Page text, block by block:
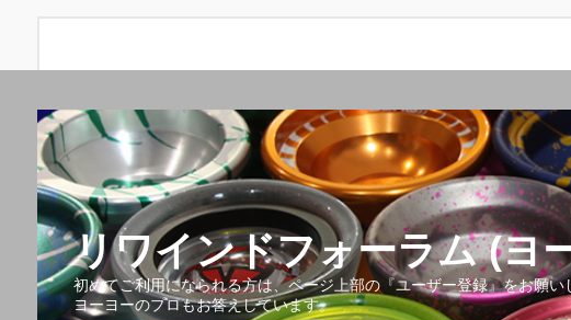
リワインドフォーラム (ヨ
初めてご利用になられる方は、ページ上部の『ユーザー登録』をお願
ヨーヨーのプロもお答えしています。